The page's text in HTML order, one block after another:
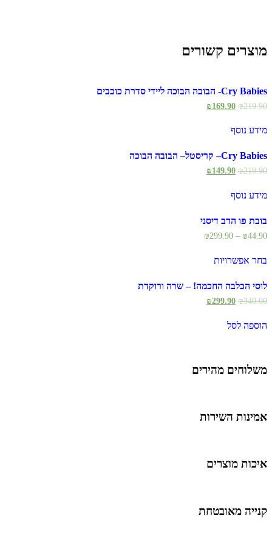
מוצרים קשורים
Cry Babies- הבובה הבוכה ליידי סדרת כוכבים
₪219.90
₪169.90
מידע נוסף
Cry Babies– קריסטל– הבובה הבוכה
₪219.90
₪149.90
מידע נוסף
בובת פו הדב דיסני
₪44.90
–
₪299.90
בחר אפשרויות
לוסי הכלבה החכמה! – שרה ורוקדת
₪340.00
₪299.90
הוספה לסל
משלוחים מהירים
אמינות השירות
איכות מוצרים
קנייה מאובטחת